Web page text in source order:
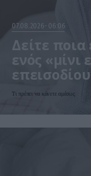
07.08.2026 06:06
Δείτε
ενός «μίνι
επεισοδίου
Τι πρέπει να κάνετε αμέσως